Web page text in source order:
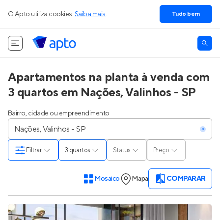
O Apto utiliza cookies. Saiba mais. Tudo bem
Apartamentos na planta à venda com
3 quartos em Nações, Valinhos - SP
Bairro, cidade ou empreendimento
3 quartos Status Preço
Filtrar
Mosaico Mapa COMPARAR